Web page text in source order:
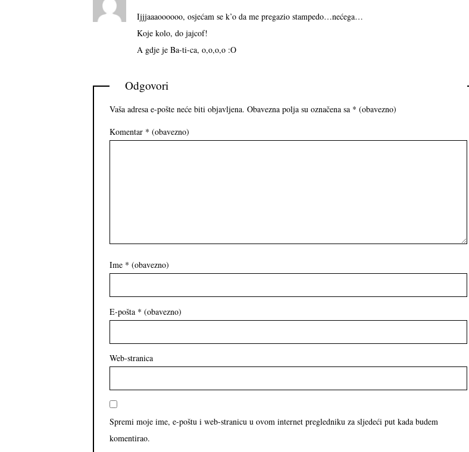
Ijjjaaaoooooo, osjećam se k’o da me pregazio stampedo…nećega…
Koje kolo, do jajcof!
A gdje je Ba-ti-ca, o,o,o,o :O
Odgovori
Vaša adresa e-pošte neće biti objavljena. Obavezna polja su označena sa * (obavezno)
Komentar * (obavezno)
Ime * (obavezno)
E-pošta * (obavezno)
Web-stranica
Spremi moje ime, e-poštu i web-stranicu u ovom internet pregledniku za sljedeći put kada budem
komentirao.